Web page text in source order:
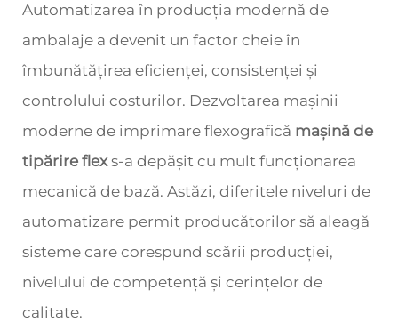
Automatizarea în producția modernă de
ambalaje a devenit un factor cheie în
îmbunătățirea eficienței, consistenței și
controlului costurilor. Dezvoltarea mașinii
moderne de imprimare flexografică mașină de
tipărire flexs-a depășit cu mult funcționarea
mecanică de bază. Astăzi, diferitele niveluri de
automatizare permit producătorilor să aleagă
sisteme care corespund scării producției,
nivelului de competență și cerințelor de
calitate.